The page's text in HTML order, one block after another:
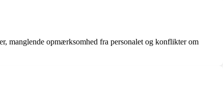
manglende opmærksomhed fra personalet og konflikter om